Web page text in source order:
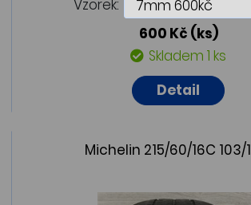
Vzorek:
600 Kč (ks)
Skladem 1 ks
Detail
Michelin 215/60/16C 103/